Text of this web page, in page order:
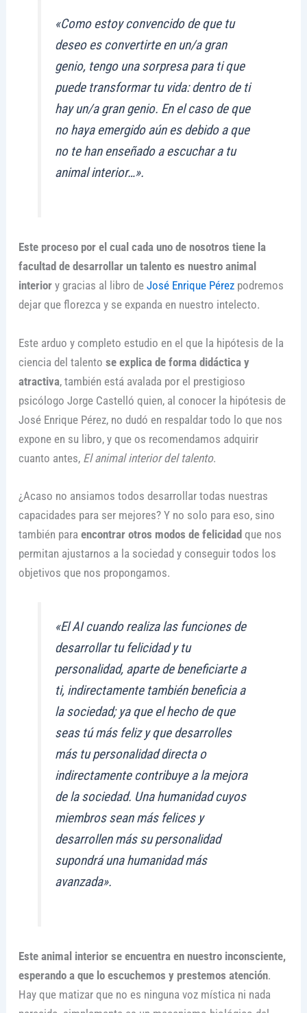
«Como estoy convencido de que tu
deseo es convertirte en un/a gran
genio, tengo una sorpresa para ti que
puede transformar tu vida: dentro de ti
hay un/a gran genio. En el caso de que
no haya emergido aún es debido a que
no te han enseñado a escuchar a tu
animal interior…».
Este proceso por el cual cada uno de nosotros tiene la
facultad de desarrollar un talento es nuestro animal
interiory gracias al libro deJosé Enrique Pérezpodremos
dejar que florezca y se expanda en nuestro intelecto.
Este arduo y completo estudio en el que la hipótesis de la
ciencia del talento se explica de forma didáctica y
atractiva, también está avalada por el prestigioso
psicólogo Jorge Castelló quien, al conocer la hipótesis de
José Enrique Pérez, no dudó en respaldar todo lo que nos
expone en su libro, y que os recomendamos adquirir
cuanto antes, El animal interior del talento.
¿Acaso no ansiamos todos desarrollar todas nuestras
capacidades para ser mejores? Y no solo para eso, sino
también para encontrar otros modos de felicidad que nos
permitan ajustarnos a la sociedad y conseguir todos los
objetivos que nos propongamos.
«El AI cuando realiza las funciones de
desarrollar tu felicidad y tu
personalidad, aparte de beneficiarte a
ti, indirectamente también beneficia a
la sociedad; ya que el he­cho de que
seas tú más feliz y que desarrolles
más tu personalidad directa o
indirectamente contribuye a la mejora
de la sociedad. Una humanidad cuyos
miembros sean más felices y
desarrollen más su personalidad
supondrá una humanidad más
avanzada».
Este animal interior se encuentra en nuestro inconsciente,
esperando a que lo escuchemos y prestemos atención.
Hay que matizar que no es ninguna voz mística ni nada